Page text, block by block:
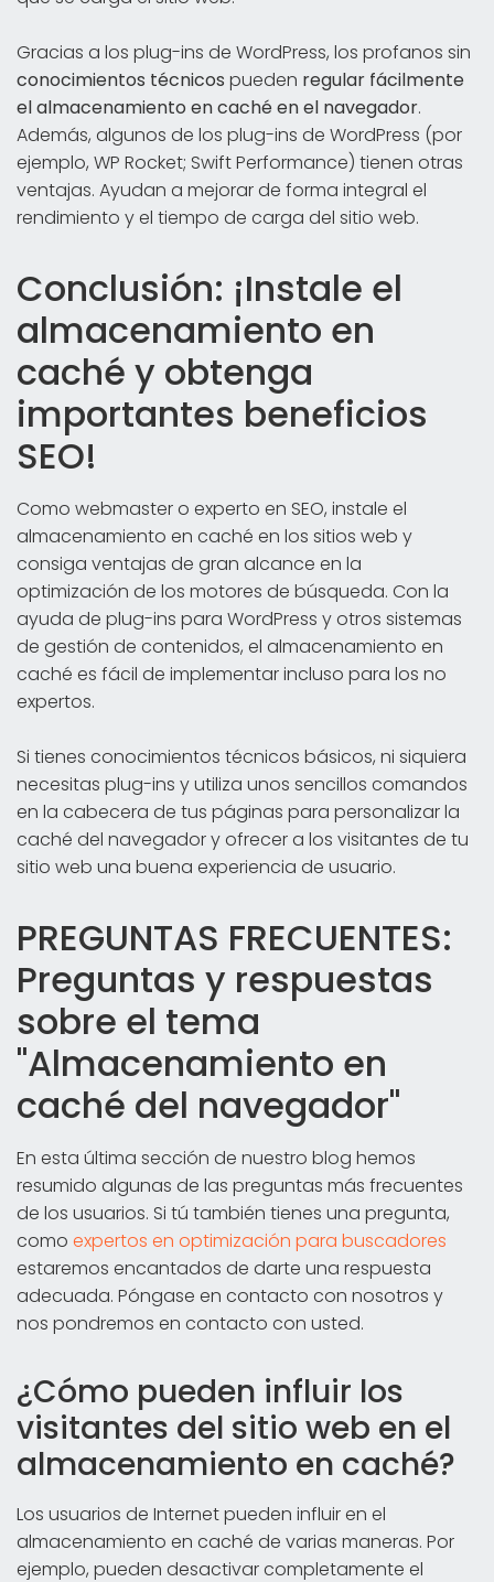
Gracias a los plug-ins de WordPress, los profanos sin
conocimientos técnicos pueden regular fácilmente
el almacenamiento en caché en el navegador.
Además, algunos de los plug-ins de WordPress (por
ejemplo, WP Rocket; Swift Performance) tienen otras
ventajas. Ayudan a mejorar de forma integral el
rendimiento y el tiempo de carga del sitio web.
Conclusión: ¡Instale el
almacenamiento en
caché y obtenga
importantes beneficios
SEO!
Como webmaster o experto en SEO, instale el
almacenamiento en caché en los sitios web y
consiga ventajas de gran alcance en la
optimización de los motores de búsqueda. Con la
ayuda de plug-ins para WordPress y otros sistemas
de gestión de contenidos, el almacenamiento en
caché es fácil de implementar incluso para los no
expertos.
Si tienes conocimientos técnicos básicos, ni siquiera
necesitas plug-ins y utiliza unos sencillos comandos
en la cabecera de tus páginas para personalizar la
caché del navegador y ofrecer a los visitantes de tu
sitio web una buena experiencia de usuario.
PREGUNTAS FRECUENTES:
Preguntas y respuestas
sobre el tema
"Almacenamiento en
caché del navegador"
En esta última sección de nuestro blog hemos
resumido algunas de las preguntas más frecuentes
de los usuarios. Si tú también tienes una pregunta,
como expertos en optimización para buscadores
estaremos encantados de darte una respuesta
adecuada. Póngase en contacto con nosotros y
nos pondremos en contacto con usted.
¿Cómo pueden influir los
visitantes del sitio web en el
almacenamiento en caché?
Los usuarios de Internet pueden influir en el
almacenamiento en caché de varias maneras. Por
ejemplo, pueden desactivar completamente el